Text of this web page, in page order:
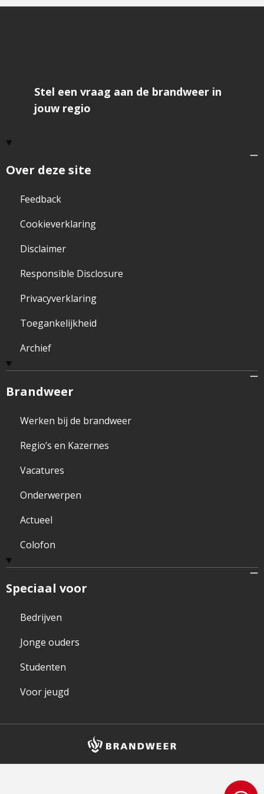
Over deze site
Feedback
Cookieverklaring
Disclaimer
Responsible Disclosure
Privacyverklaring
Toegankelijkheid
Archief
Brandweer
Werken bij de brandweer
Regio’s en Kazernes
Vacatures
Onderwerpen
Actueel
Colofon
Speciaal voor
Bedrijven
Jonge ouders
Studenten
Voor jeugd
Stel een vraag aan de brandweer in
jouw regio
Brandweer
homepagelink